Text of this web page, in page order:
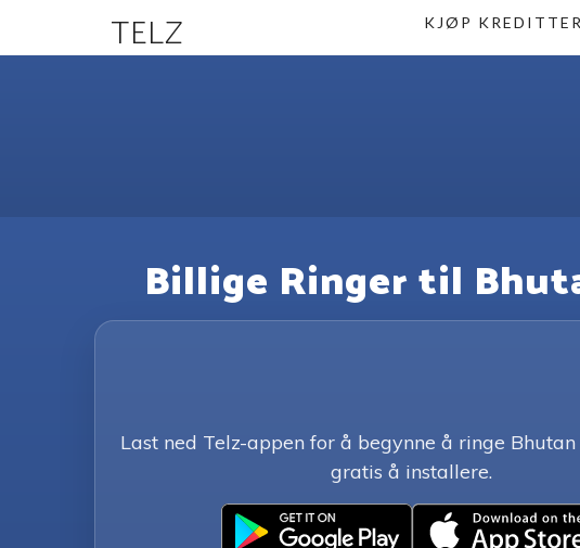
TELZ KJØP KREDITTER
Billige Ringer til
Last ned Telz-appen for å begynne å ringe
gratis å installere.